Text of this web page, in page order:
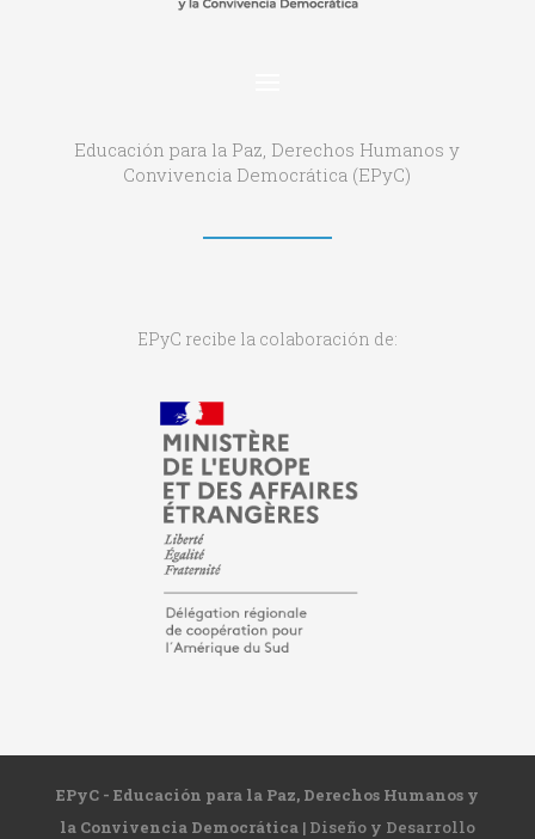
Educación para la Paz, Derechos Humanos y
Convivencia Democrática (EPyC)
EPyC recibe la colaboración de:
EPyC - Educación para la Paz, Derechos Humanos y
la Convivencia Democrática| Diseño y Desarrollo